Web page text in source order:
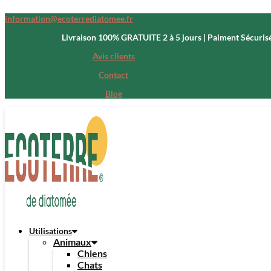
information@ecoterrediatomee.fr
Livraison 100% GRATUITE 2 à 5 jours | Paiment
Avis clients
Contact
Blog
Utilisations
Animaux
Chiens
Chats